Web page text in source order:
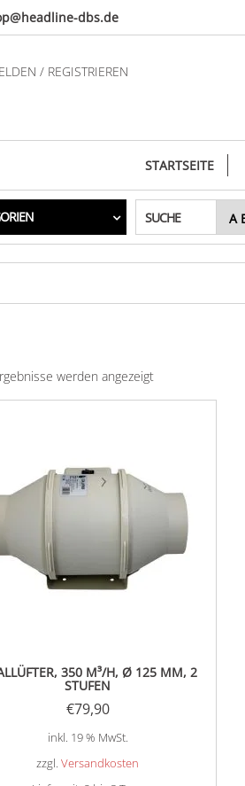
dbs.de
/ REGISTRIEREN
STARTSEITE
SUCHE
werden angezeigt
350 M³/H, Ø 125 MM, 2
STUFEN
€79,90
inkl. 19 % MwSt.
zzgl.Versandkosten